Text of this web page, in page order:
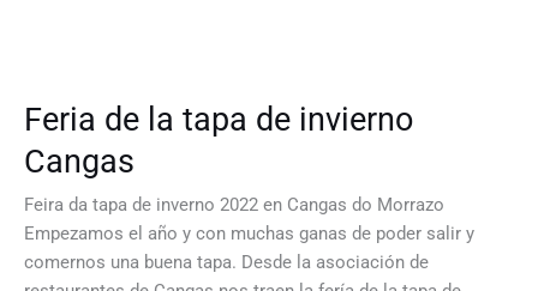
Feria de la tapa de invierno
Cangas
Feira da tapa de inverno 2022 en Cangas do Morrazo
Empezamos el año y con muchas ganas de poder salir y
comernos una buena tapa. Desde la asociación de